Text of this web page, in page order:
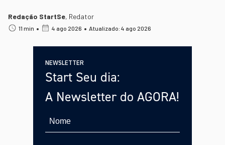
Redação StartSe, Redator
11 min • 4 ago 2026 • Atualizado: 4 ago 2026
NEWSLETTER
Start Seu dia:
A Newsletter do AGORA!